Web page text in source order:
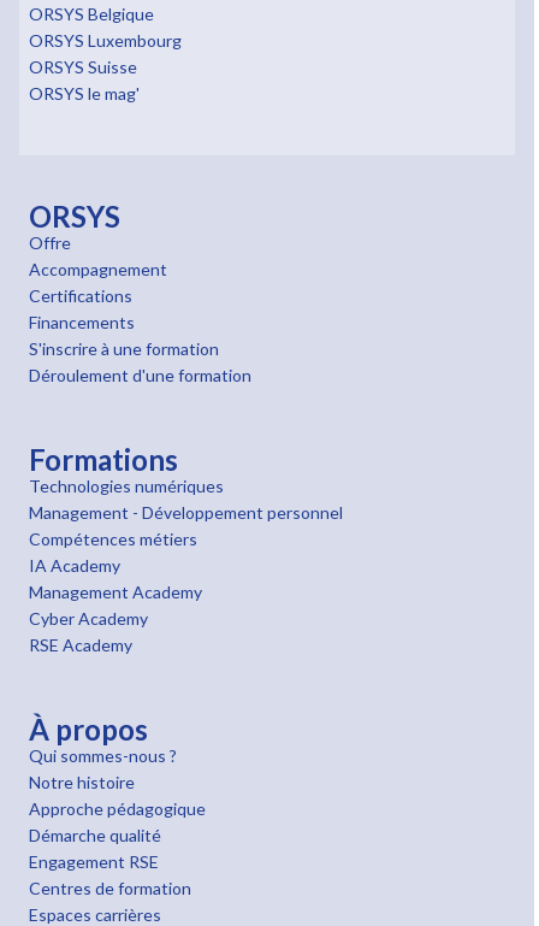
ORSYS Belgique
ORSYS Luxembourg
ORSYS Suisse
ORSYS le mag'
ORSYS
Offre
Accompagnement
Certifications
Financements
S'inscrire à une formation
Déroulement d'une formation
Formations
Technologies numériques
Management - Développement personnel
Compétences métiers
IA Academy
Management Academy
Cyber Academy
RSE Academy
À propos
Qui sommes-nous ?
Notre histoire
Approche pédagogique
Démarche qualité
Engagement RSE
Centres de formation
Espaces carrières